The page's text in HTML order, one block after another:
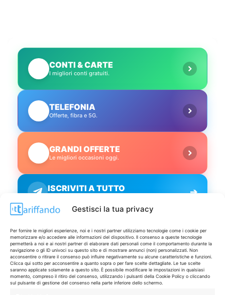
Gestisci la tua privacy
Per fornire le migliori esperienze, noi e i nostri partner utilizziamo tecnologie come i cookie per
memorizzare e/o accedere alle informazioni del dispositivo. Il consenso a queste tecnologie
permetterà a noi e ai nostri partner di elaborare dati personali come il comportamento durante la
navigazione o gli ID univoci su questo sito e di mostrare annunci (non) personalizzati. Non
acconsentire o ritirare il consenso può influire negativamente su alcune caratteristiche e funzioni.
Clicca qui sotto per acconsentire a quanto sopra o per fare scelte dettagliate. Le tue scelte
saranno applicate solamente a questo sito. È possibile modificare le impostazioni in qualsiasi
momento, compreso il ritiro del consenso, utilizzando i pulsanti della Cookie Policy o cliccando
sul pulsante di gestione del consenso nella parte inferiore dello schermo.
CONTI & CARTE
I migliori conti gratuiti.
TELEFONIA
Offerte, fibra e 5G.
GRANDI OFFERTE
Le migliori occasioni oggi.
ISCRIVITI A TUTTO ➔
🔥
Tutte
💻
Tech
🛒 👗